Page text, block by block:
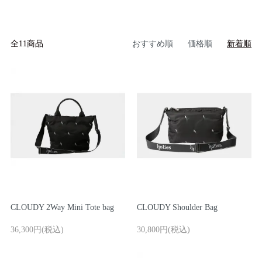
全11商品 おすすめ順 価格順 新着順
CLOUDY 2Way Mini Tote bag
36,300円(税込)
CLOUDY Shoulder Bag
30,800円(税込)